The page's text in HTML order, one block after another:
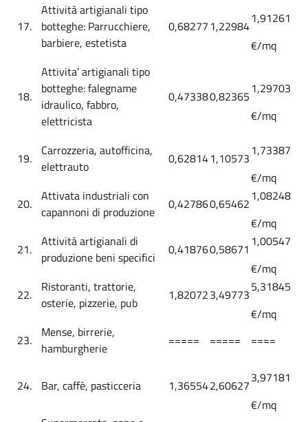
17.
Attività artigianali tipo
botteghe: Parrucchiere,
barbiere, estetista
0,68277 1,229841,91261
€/mq
18.
Attivita’ artigianali tipo
botteghe: falegname
idraulico, fabbro,
elettricista
0,473380,82365 1,29703
€/mq
19.
Carrozzeria, autofficina,
elettrauto
0,628141,10573 1,73387
€/mq
20. Attivata industriali con
capannoni di produzione
0,427860,65462 1,08248
€/mq
21. Attività artigianali di
produzione beni specifici
0,418760,58671 1,00547
€/mq
22.
Ristoranti, trattorie,
osterie, pizzerie, pub
1,820723,497735,31845
€/mq
23.
Mense, birrerie,
hamburgherie
===== ===== ====
24. Bar, caffè, pasticceria 1,365542,606273,97181
€/mq